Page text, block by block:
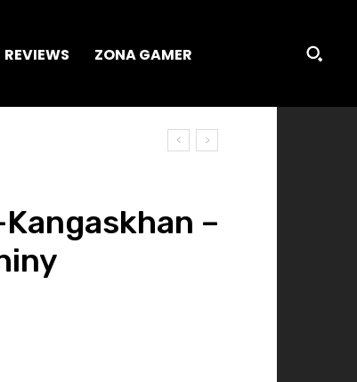
REVIEWS ZONA GAMER
–